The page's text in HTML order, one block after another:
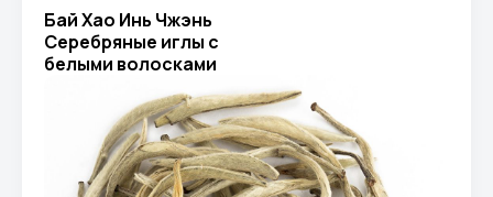
Бай Хао Инь Чжэнь
Серебряные иглы с
белыми волосками